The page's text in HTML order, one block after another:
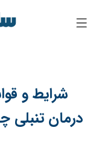
شرایط و
درمان